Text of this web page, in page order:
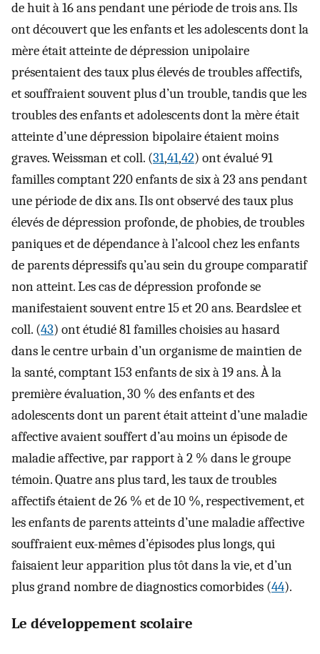
de huit à 16 ans pendant une période de trois ans. Ils
ont découvert que les enfants et les adolescents dont la
mère était atteinte de dépression unipolaire
présentaient des taux plus élevés de troubles affectifs,
et souffraient souvent plus d’un trouble, tandis que les
troubles des enfants et adolescents dont la mère était
atteinte d’une dépression bipolaire étaient moins
graves. Weissman et coll. (31,41,42) ont évalué 91
familles comptant 220 enfants de six à 23 ans pendant
une période de dix ans. Ils ont observé des taux plus
élevés de dépression profonde, de phobies, de troubles
paniques et de dépendance à l’alcool chez les enfants
de parents dépressifs qu’au sein du groupe comparatif
non atteint. Les cas de dépression profonde se
manifestaient souvent entre 15 et 20 ans. Beardslee et
coll. (43) ont étudié 81 familles choisies au hasard
dans le centre urbain d’un organisme de maintien de
la santé, comptant 153 enfants de six à 19 ans. À la
première évaluation, 30 % des enfants et des
adolescents dont un parent était atteint d’une maladie
affective avaient souffert d’au moins un épisode de
maladie affective, par rapport à 2 % dans le groupe
témoin. Quatre ans plus tard, les taux de troubles
affectifs étaient de 26 % et de 10 %, respectivement, et
les enfants de parents atteints d’une maladie affective
souffraient eux-mêmes d’épisodes plus longs, qui
faisaient leur apparition plus tôt dans la vie, et d’un
plus grand nombre de diagnostics comorbides (44).
Le développement scolaire